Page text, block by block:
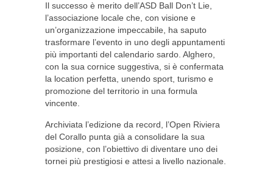
Il successo è merito dell’ASD Ball Don’t Lie,
l’associazione locale che, con visione e
un’organizzazione impeccabile, ha saputo
trasformare l’evento in uno degli appuntamenti
più importanti del calendario sardo. Alghero,
con la sua cornice suggestiva, si è confermata
la location perfetta, unendo sport, turismo e
promozione del territorio in una formula
vincente.
Archiviata l’edizione da record, l’Open Riviera
del Corallo punta già a consolidare la sua
posizione, con l’obiettivo di diventare uno dei
tornei più prestigiosi e attesi a livello nazionale.